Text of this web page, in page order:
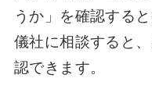
うか」を確認する
儀社に相談すると
認できます。